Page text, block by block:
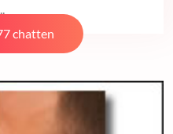
chatten